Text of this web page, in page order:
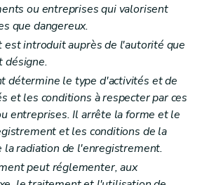
ou entreprises qui valorisent
que dangereux.
introduit auprès de l'autorité que
désigne.
détermine le type d'activités et de
et les conditions à respecter par ces
entreprises. Il arrête la forme et le
et les conditions de la
la radiation de l'enregistrement.
peut réglementer, aux